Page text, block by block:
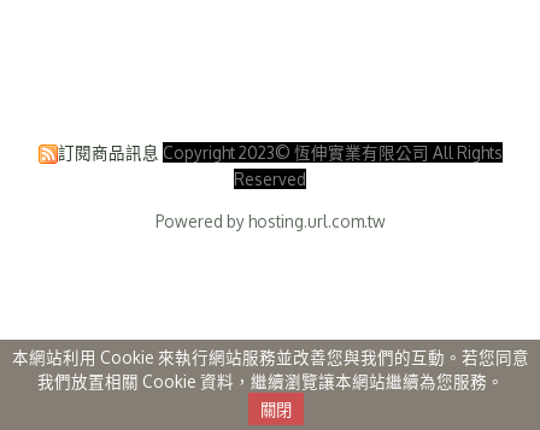
訂閱商品訊息 Copyright 2023© 恆伸實業有限公司 All Rights
Reserved
Powered by hosting.url.com.tw
本網站利用 Cookie 來執行網站服務並改善您與我們的互動。若您同意
我們放置相關 Cookie 資料，繼續瀏覽讓本網站繼續為您服務。